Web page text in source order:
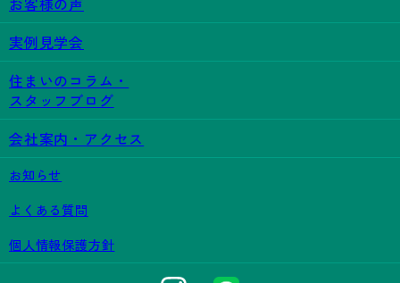
実例見学会
住まいのコラム・
スタッフブログ
会社案内・アクセス
お知らせ
よくある質問
個人情報保護方針